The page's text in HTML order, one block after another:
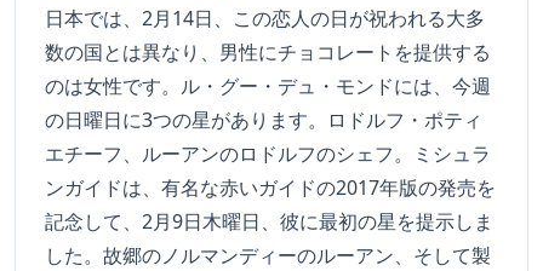
日本では、2月14日、この恋人の日が祝われる大多
数の国とは異なり、男性にチョコレートを提供する
のは女性です。ル・グー・デュ・モンドには、今週
の日曜日に3つの星があります。ロドルフ・ポティ
エチーフ、ルーアンのロドルフのシェフ。ミシュラ
ンガイドは、有名な赤いガイドの2017年版の発売を
記念して、2月9日木曜日、彼に最初の星を提示しま
した。故郷のノルマンディーのルーアン、そして製